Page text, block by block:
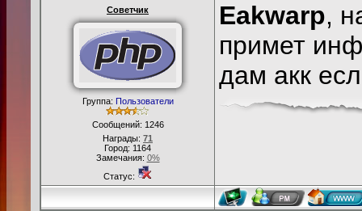
Советчик
Группа: Пользователи
Сообщений: 1246
Награды: 71
Город: 1164
Замечания: 0%
Статус:
Eakwarp,
примет
дам акк